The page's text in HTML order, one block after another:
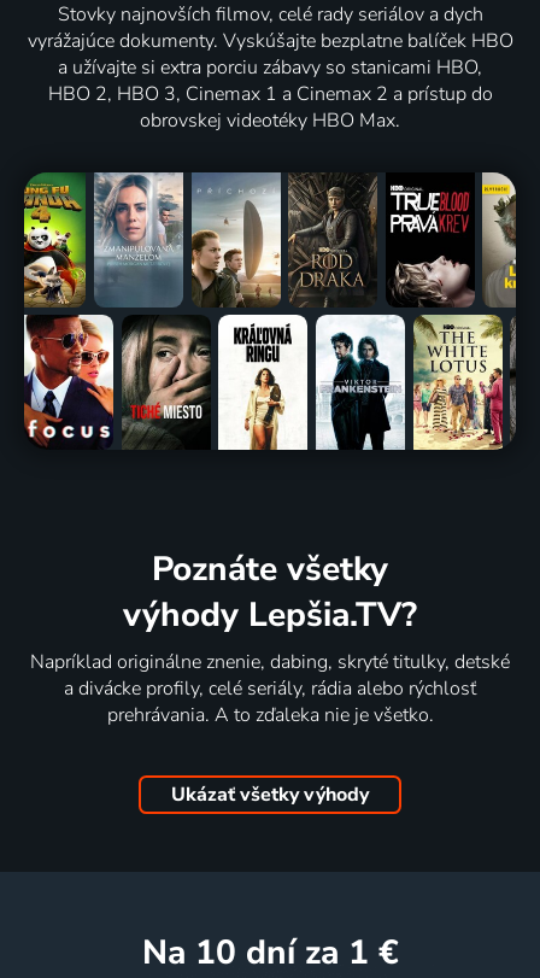
Stovky najnovších filmov, celé rady seriálov a dych
vyrážajúce dokumenty. Vyskúšajte bezplatne balíček HBO
a užívajte si extra porciu zábavy so stanicami HBO,
HBO 2, HBO 3, Cinemax 1 a Cinemax 2 a prístup do
obrovskej videotéky HBO Max.
Poznáte všetky
výhody Lepšia.TV?
Napríklad originálne znenie, dabing, skryté titulky, detské
a divácke profily, celé seriály, rádia alebo rýchlosť
prehrávania. A to zďaleka nie je všetko.
Ukázať všetky výhody
na 10 dní za 1 €